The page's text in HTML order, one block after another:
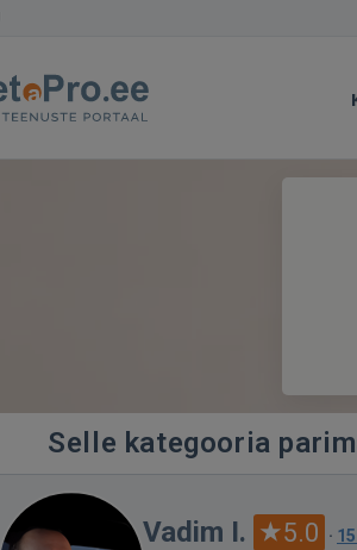
Selle kategooria
Vadim I. 5.0 ·